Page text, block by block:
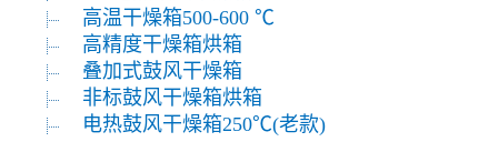
高温干燥箱500-600 ℃
高精度干燥箱烘箱
叠加式鼓风干燥箱
非标鼓风干燥箱烘箱
电热鼓风干燥箱250℃(老款)